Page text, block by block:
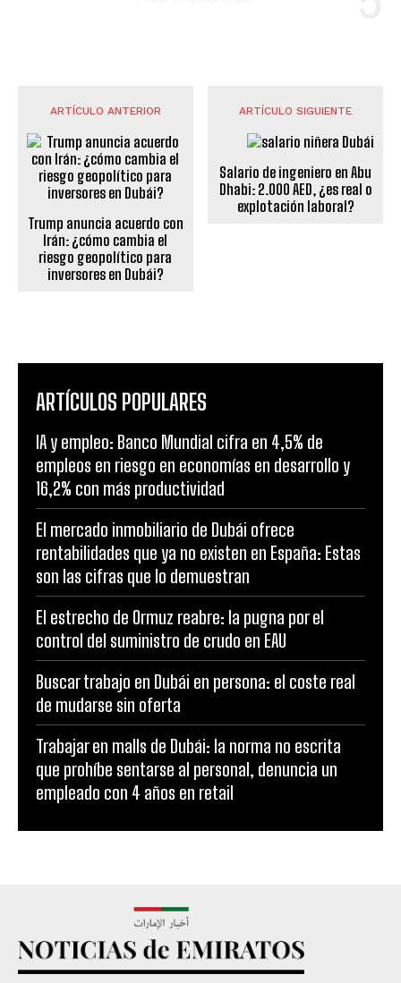
ARTÍCULO ANTERIOR
Trump anuncia acuerdo con
Irán: ¿cómo cambia el
riesgo geopolítico para
inversores en Dubái?
ARTÍCULO SIGUIENTE
Salario de ingeniero en Abu
Dhabi: 2.000 AED, ¿es real o
explotación laboral?
ARTÍCULOS POPULARES
IA y empleo: Banco Mundial cifra en 4,5% de
empleos en riesgo en economías en desarrollo y
16,2% con más productividad
El mercado inmobiliario de Dubái ofrece
rentabilidades que ya no existen en España: Estas
son las cifras que lo demuestran
El estrecho de Ormuz reabre: la pugna por el
control del suministro de crudo en EAU
Buscar trabajo en Dubái en persona: el coste real
de mudarse sin oferta
Trabajar en malls de Dubái: la norma no escrita
que prohíbe sentarse al personal, denuncia un
empleado con 4 años en retail